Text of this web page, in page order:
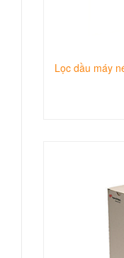
Lọc dầu máy